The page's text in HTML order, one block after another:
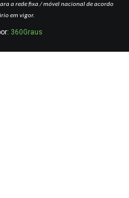
a rede fixa / móvel nacional de acordo
em vigor.
360Graus